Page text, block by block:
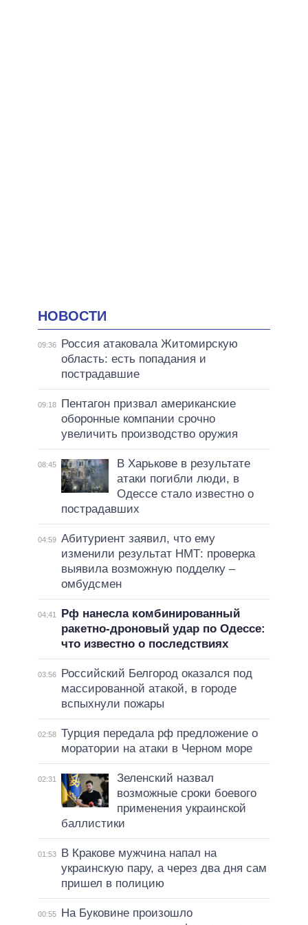
НОВОСТИ
09:36
Россия атаковала Житомирскую
область: есть попадания и
пострадавшие
09:18
Пентагон призвал американские
оборонные компании срочно
увеличить производство оружия
08:45
В Харькове в результате
атаки погибли люди, в
Одессе стало известно о
пострадавших
04:59 Абитуриент заявил, что ему
изменили результат НМТ: проверка
выявила возможную подделку –
омбудсмен
04:41
Рф нанесла комбинированный
ракетно-дроновый удар по Одессе:
что известно о последствиях
03:56
Российский Белгород оказался под
массированной атакой, в городе
вспыхнули пожары
02:58 Турция передала рф предложение о
моратории на атаки в Черном море
02:31
Зеленский назвал
возможные сроки боевого
применения украинской
баллистики
01:53
В Кракове мужчина напал на
украинскую пару, а через два дня сам
пришел в полицию
00:55
На Буковине произошло